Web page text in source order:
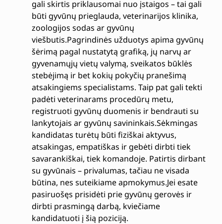
gali skirtis priklausomai nuo įstaigos – tai gali
būti gyvūnų prieglauda, veterinarijos klinika,
zoologijos sodas ar gyvūnų
viešbutis.Pagrindinės užduotys apima gyvūnų
šėrimą pagal nustatytą grafiką, jų narvų ar
gyvenamųjų vietų valymą, sveikatos būklės
stebėjimą ir bet kokių pokyčių pranešimą
atsakingiems specialistams. Taip pat gali tekti
padėti veterinarams procedūrų metu,
registruoti gyvūnų duomenis ir bendrauti su
lankytojais ar gyvūnų savininkais.Sėkmingas
kandidatas turėtų būti fiziškai aktyvus,
atsakingas, empatiškas ir gebėti dirbti tiek
savarankiškai, tiek komandoje. Patirtis dirbant
su gyvūnais – privalumas, tačiau ne visada
būtina, nes suteikiame apmokymus.Jei esate
pasiruošęs prisidėti prie gyvūnų gerovės ir
dirbti prasmingą darbą, kviečiame
kandidatuoti į šią poziciją.